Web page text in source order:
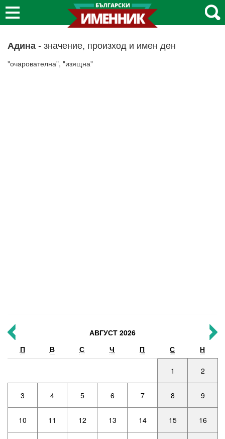
Адина- значение, произход и имен ден
"очарователна", "изящна"
АВГУСТ 2026
П
В С Ч П С Н
1 2
3 4 5 6 7 8 9
10 11 12 13 14 15 16